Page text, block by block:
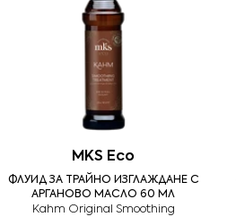
MKS Eco
ФЛУИД ЗА ТРАЙНО ИЗГЛАЖДАНЕ С
АРГАНОВО МАСЛО 60 МЛ
Kahm Original Smoothing